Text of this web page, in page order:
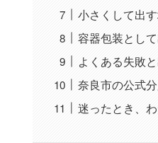
小さくして出
容器包装とし
よくある失敗
奈良市の公式
迷ったとき、